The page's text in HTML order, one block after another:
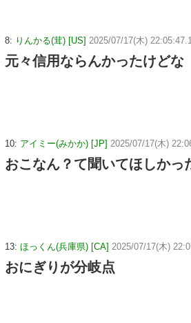
8: りんかる(茸) [US] 2025/07/17(木)
元々信用ならんかったけどな
10: アイミー(みかか) [JP] 2025/07/17(木)
おこなん？て聞いてほしかっ
13: ほっくん(兵庫県) [CA] 2025/07/17(木)
おにぎりが分岐点